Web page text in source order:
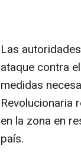
Las
ataque contra
medidas
Revolucionaria
en la zona en
país.